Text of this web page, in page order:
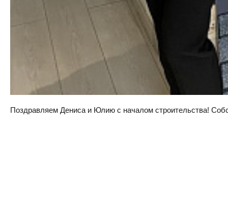
Поздравляем Дениса и Юлию с началом строительства!